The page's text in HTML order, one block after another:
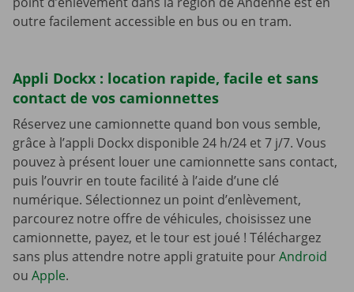
outre facilement accessible en bus ou en tram.
Appli Dockx : location rapide, facile et sans
contact de vos camionnettes
Réservez une camionnette quand bon vous semble,
grâce à l’appli Dockx disponible 24 h/24 et 7 j/7. Vous
pouvez à présent louer une camionnette sans contact,
puis l’ouvrir en toute facilité à l’aide d’une clé
numérique. Sélectionnez un point d’enlèvement,
parcourez notre offre de véhicules, choisissez une
camionnette, payez, et le tour est joué ! Téléchargez
sans plus attendre notre appli gratuite pourAndroid
ou Apple.